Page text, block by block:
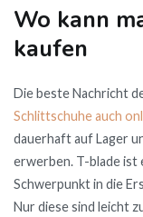
Wo kann
kaufen
Die beste Nachricht
Schlittschuhe auch
dauerhaft auf Lager
erwerben. T-blade ist
Schwerpunkt in die
Nur diese sind leicht